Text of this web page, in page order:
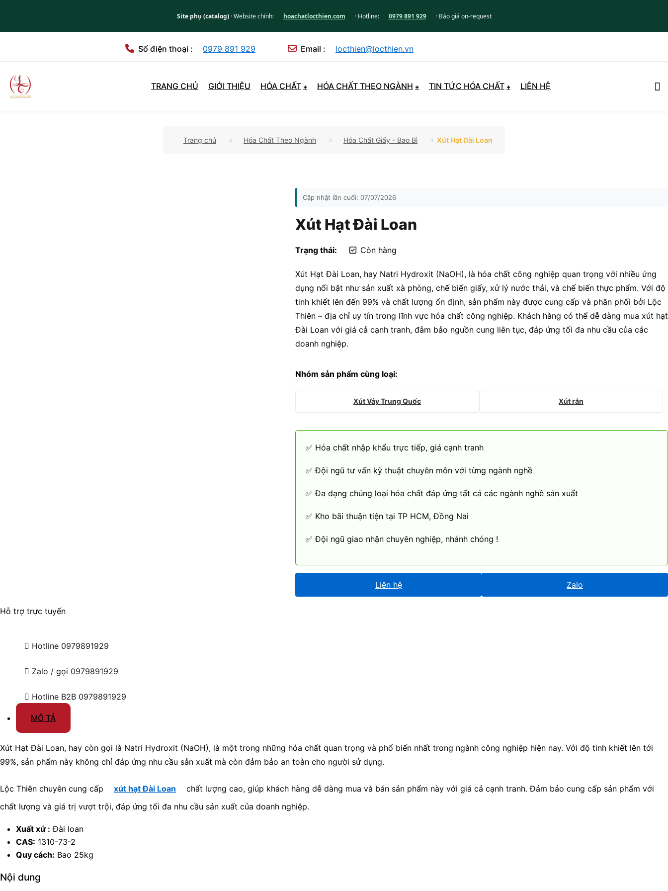
Site phụ (catalog)· Website chính: hoachatlocthien.com · Hotline: 0979 891 929 · Báo giá on-request
Số điện thoại : 0979 891 929 Email : locthien@locthien.vn
TRANG CHỦ GIỚI THIỆU HÓA CHẤT HÓA CHẤT THEO NGÀNH TIN TỨC HÓA CHẤT LIÊN HỆ
Trang chủ Hóa Chất Theo Ngành Hóa Chất Giấy - Bao Bì Xút Hạt Đài Loan
Cập nhật lần cuối: 07/07/2026
Xút Hạt Đài Loan
Trạng thái: Còn hàng
Xút Hạt Đài Loan, hay Natri Hydroxit (NaOH), là hóa chất công nghiệp quan trọng với nhiều ứng
dụng nổi bật như sản xuất xà phòng, chế biến giấy, xử lý nước thải, và chế biến thực phẩm. Với độ
tinh khiết lên đến 99% và chất lượng ổn định, sản phẩm này được cung cấp và phân phối bởi Lộc
Thiên – địa chỉ uy tín trong lĩnh vực hóa chất công nghiệp. Khách hàng có thể dễ dàng mua xút hạt
Đài Loan với giá cả cạnh tranh, đảm bảo nguồn cung liên tục, đáp ứng tối đa nhu cầu của các
doanh nghiệp.
Nhóm sản phẩm cùng loại:
Xút Vảy Trung Quốc Xút rắn
✅ Hóa chất nhập khẩu trực tiếp, giá cạnh tranh
✅ Đội ngũ tư vấn kỹ thuật chuyên môn với từng ngành nghề
✅ Đa dạng chủng loại hóa chất đáp ứng tất cả các ngành nghề sản xuẩt
✅ Kho bãi thuận tiện tại TP HCM, Đồng Nai
✅ Đội ngũ giao nhận chuyên nghiệp, nhánh chóng !
Liên hệ Zalo
Hỗ trợ trực tuyến
Hotline 0979891929
Zalo / gọi 0979891929
Hotline B2B 0979891929
MÔ TẢ
Xút Hạt Đài Loan, hay còn gọi là Natri Hydroxit (NaOH), là một trong những hóa chất quan trọng và phổ biến nhất trong ngành công nghiệp hiện nay. Với độ tinh khiết lên tới
99%, sản phẩm này không chỉ đáp ứng nhu cầu sản xuất mà còn đảm bảo an toàn cho người sử dụng.
Lộc Thiên chuyên cung cấp xút hạt Đài Loan
chất lượng cao, giúp khách hàng dễ dàng mua và bán sản phẩm này với giá cả cạnh tranh. Đảm bảo cung cấp sản phẩm với
chất lượng và giá trị vượt trội, đáp ứng tối đa nhu cầu sản xuất của doanh nghiệp.
Xuất xứ : Đài loan
CAS: 1310-73-2
Quy cách: Bao 25kg
Nội dung